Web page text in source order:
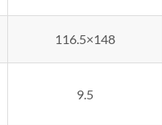
116.5×148
9.5